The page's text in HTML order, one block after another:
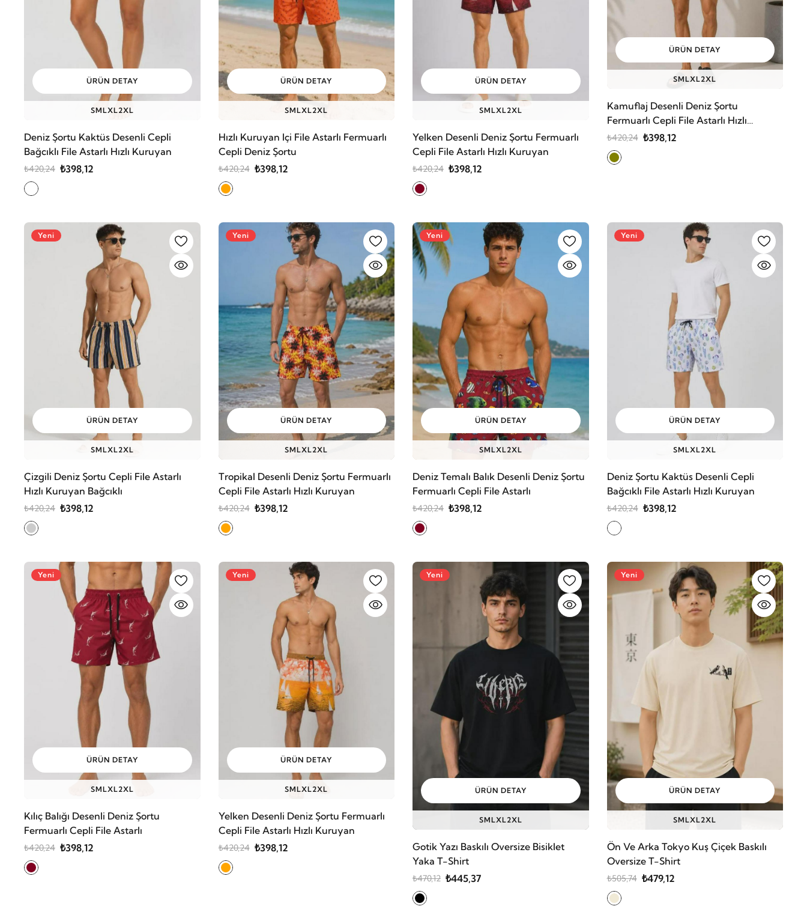
SMLXL2XL
ÜRÜN DETAY
Deniz Şortu Kaktüs Desenli Cepli
Bağcıklı File Astarlı Hızlı Kuruyan
₺420,24 ₺398,12
SMLXL2XL
ÜRÜN DETAY
Hızlı Kuruyan Içi File Astarlı Fermuarlı
Cepli Deniz Şortu
₺420,24 ₺398,12
SMLXL2XL
ÜRÜN DETAY
Yelken Desenli Deniz Şortu Fermuarlı
Cepli File Astarlı Hızlı Kuruyan
₺420,24 ₺398,12
SMLXL2XL
ÜRÜN DETAY
Kamuflaj Desenli Deniz Şortu
Fermuarlı Cepli File Astarlı Hızlı
Kuruyan
₺420,24 ₺398,12
Yeni
SMLXL2XL
ÜRÜN DETAY
Çizgili Deniz Şortu Cepli File Astarlı
Hızlı Kuruyan Bağcıklı
₺420,24 ₺398,12
Yeni
SMLXL2XL
ÜRÜN DETAY
Tropikal Desenli Deniz Şortu Fermuarlı
Cepli File Astarlı Hızlı Kuruyan
₺420,24 ₺398,12
Yeni
SMLXL2XL
ÜRÜN DETAY
Deniz Temalı Balık Desenli Deniz Şortu
Fermuarlı Cepli File Astarlı
₺420,24 ₺398,12
Yeni
SMLXL2XL
ÜRÜN DETAY
Deniz Şortu Kaktüs Desenli Cepli
Bağcıklı File Astarlı Hızlı Kuruyan
₺420,24 ₺398,12
Yeni
SMLXL2XL
ÜRÜN DETAY
Kılıç Balığı Desenli Deniz Şortu
Fermuarlı Cepli File Astarlı
₺420,24 ₺398,12
Yeni
SMLXL2XL
ÜRÜN DETAY
Yelken Desenli Deniz Şortu Fermuarlı
Cepli File Astarlı Hızlı Kuruyan
₺420,24 ₺398,12
Yeni
SMLXL2XL
ÜRÜN DETAY
Gotik Yazı Baskılı Oversize Bisiklet
Yaka T-Shirt
₺470,12 ₺445,37
Yeni
SMLXL2XL
ÜRÜN DETAY
Ön Ve Arka Tokyo Kuş Çiçek Baskılı
Oversize T-Shirt
₺505,74 ₺479,12